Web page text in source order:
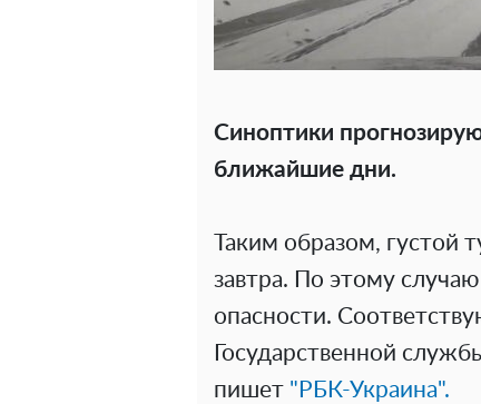
Синоптики
ближайшие дни.
Таким образом, густой
завтра. По этому
опасности.
Государственной
пишет "РБК-Украина".